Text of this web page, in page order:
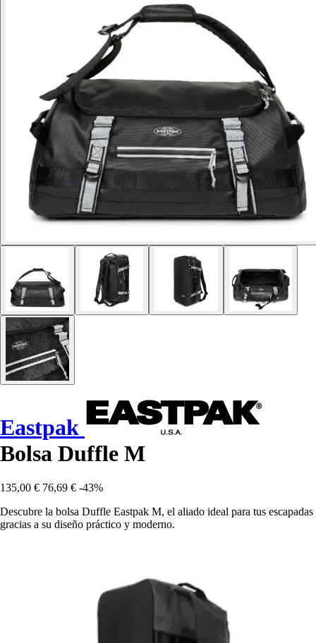
Eastpak
Bolsa Duffle M
135,00 € 76,69 € -43%
Descubre la bolsa Duffle Eastpak M, el aliado ideal para tus escapadas
gracias a su diseño práctico y moderno.